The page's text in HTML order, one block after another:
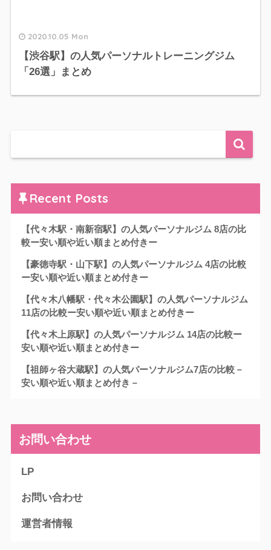
2020.10.05 Mon
【渋谷駅】の人気パーソナルトレーニングジム
「26選」まとめ
Recent Posts
【代々木駅・南新宿駅】の人気パーソナルジム 8店の比
較ー安い順や近い順まとめ付きー
【豪徳寺駅・山下駅】の人気パーソナルジム 4店の比較
ー安い順や近い順まとめ付きー
【代々木八幡駅・代々木公園駅】の人気パーソナルジム
11店の比較ー安い順や近い順まとめ付きー
【代々木上原駅】の人気パーソナルジム 14店の比較ー
安い順や近い順まとめ付きー
【祖師ヶ谷大蔵駅】の人気パーソナルジム7店の比較－
安い順や近い順まとめ付き－
お問い合わせ
LP
お問い合わせ
運営者情報